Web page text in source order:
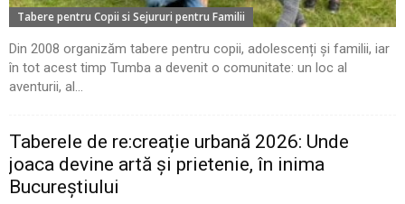
Tabere pentru Copii si Sejururi pentru Familii
Din 2008 organizăm tabere pentru copii, adolescenți și familii, iar
în tot acest timp Tumba a devenit o comunitate: un loc al
aventurii, al...
Taberele de re:creație urbană 2026: Unde
joaca devine artă și prietenie, în inima
Bucureștiului